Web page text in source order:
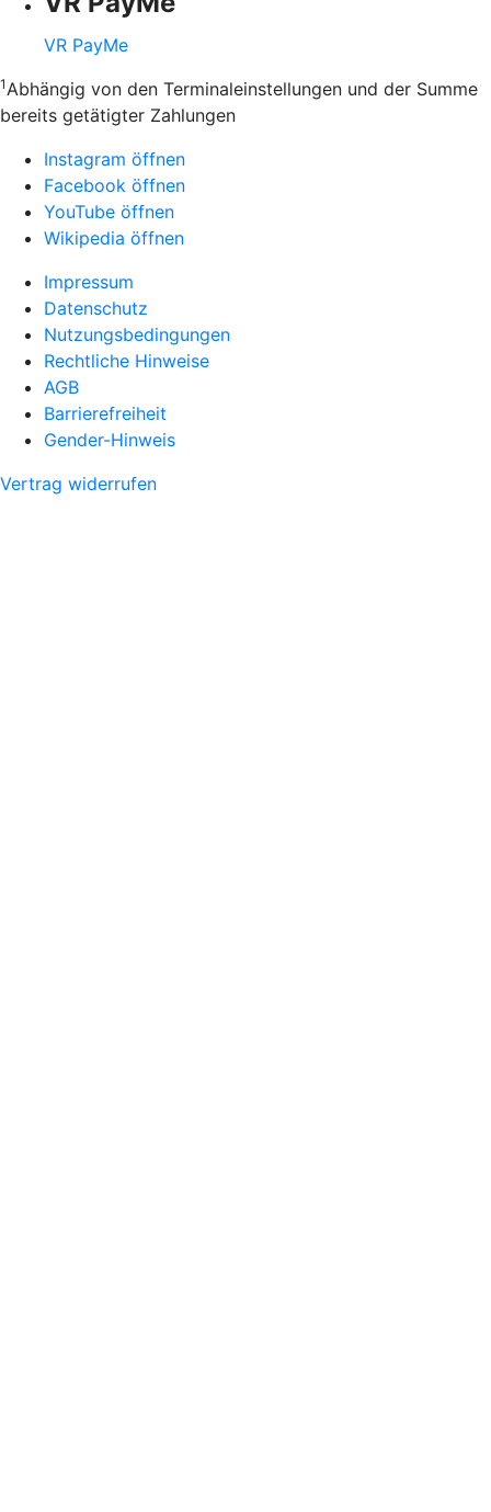
VR PayMe
1Abhängig von den Terminaleinstellungen und der Summe
bereits getätigter Zahlungen
Instagram öffnen
Facebook öffnen
YouTube öffnen
Wikipedia öffnen
Impressum
Datenschutz
Nutzungsbedingungen
Rechtliche Hinweise
AGB
Barrierefreiheit
Gender-Hinweis
Vertrag widerrufen